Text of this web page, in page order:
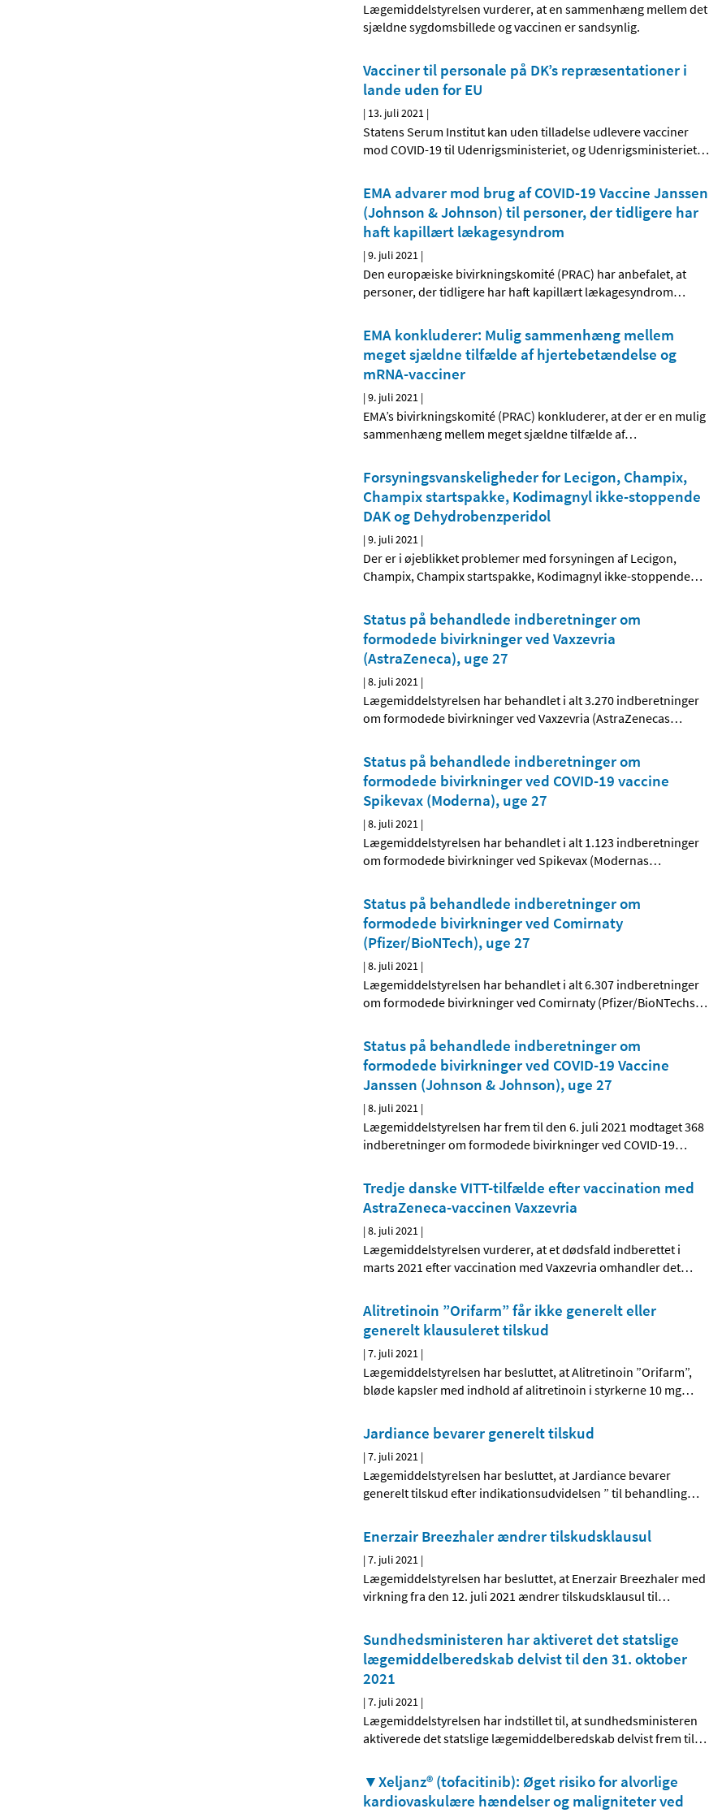
Lægemiddelstyrelsen vurderer, at en sammenhæng mellem det
sjældne sygdomsbillede og vaccinen er sandsynlig.
Vacciner til personale på DK’s repræsentationer i
lande uden for EU
| 13. juli 2021 |
Statens Serum Institut kan uden tilladelse udlevere vacciner
mod COVID-19 til Udenrigsministeriet, og Udenrigsministeriet…
EMA advarer mod brug af COVID-19 Vaccine Janssen
(Johnson & Johnson) til personer, der tidligere har
haft kapillært lækagesyndrom
|9. juli 2021 |
Den europæiske bivirkningskomité (PRAC) har anbefalet, at
personer, der tidligere har haft kapillært lækagesyndrom…
EMA konkluderer: Mulig sammenhæng mellem
meget sjældne tilfælde af hjertebetændelse og
mRNA-vacciner
|9. juli 2021 |
EMA’s bivirkningskomité (PRAC) konkluderer, at der er en mulig
sammenhæng mellem meget sjældne tilfælde af…
Forsyningsvanskeligheder for Lecigon, Champix,
Champix startspakke, Kodimagnyl ikke-stoppende
DAK og Dehydrobenzperidol
|9. juli 2021 |
Der er i øjeblikket problemer med forsyningen af Lecigon,
Champix, Champix startspakke, Kodimagnyl ikke-stoppende…
Status på behandlede indberetninger om
formodede bivirkninger ved Vaxzevria
(AstraZeneca), uge 27
|8. juli 2021 |
Lægemiddelstyrelsen har behandlet i alt 3.270 indberetninger
om formodede bivirkninger ved Vaxzevria (AstraZenecas…
Status på behandlede indberetninger om
formodede bivirkninger ved COVID-19 vaccine
Spikevax (Moderna), uge 27
|8. juli 2021 |
Lægemiddelstyrelsen har behandlet i alt 1.123 indberetninger
om formodede bivirkninger ved Spikevax (Modernas…
Status på behandlede indberetninger om
formodede bivirkninger ved Comirnaty
(Pfizer/BioNTech), uge 27
|8. juli 2021 |
Lægemiddelstyrelsen har behandlet i alt 6.307 indberetninger
om formodede bivirkninger ved Comirnaty (Pfizer/BioNTechs…
Status på behandlede indberetninger om
formodede bivirkninger ved COVID-19 Vaccine
Janssen (Johnson & Johnson), uge 27
|8. juli 2021 |
Lægemiddelstyrelsen har frem til den 6. juli 2021 modtaget 368
indberetninger om formodede bivirkninger ved COVID-19…
Tredje danske VITT-tilfælde efter vaccination med
AstraZeneca-vaccinen Vaxzevria
|8. juli 2021 |
Lægemiddelstyrelsen vurderer, at et dødsfald indberettet i
marts 2021 efter vaccination med Vaxzevria omhandler det…
Alitretinoin ”Orifarm” får ikke generelt eller
generelt klausuleret tilskud
|7. juli 2021 |
Lægemiddelstyrelsen har besluttet, at Alitretinoin ”Orifarm”,
bløde kapsler med indhold af alitretinoin i styrkerne 10 mg…
Jardiance bevarer generelt tilskud
|7. juli 2021 |
Lægemiddelstyrelsen har besluttet, at Jardiance bevarer
generelt tilskud efter indikationsudvidelsen ” til behandling…
Enerzair Breezhaler ændrer tilskudsklausul
|7. juli 2021 |
Lægemiddelstyrelsen har besluttet, at Enerzair Breezhaler med
virkning fra den 12. juli 2021 ændrer tilskudsklausul til…
Sundhedsministeren har aktiveret det statslige
lægemiddelberedskab delvist til den 31. oktober
2021
|7. juli 2021 |
Lægemiddelstyrelsen har indstillet til, at sundhedsministeren
aktiverede det statslige lægemiddelberedskab delvist frem til…
▼Xeljanz® (tofacitinib): Øget risiko for alvorlige
kardiovaskulære hændelser og maligniteter ved